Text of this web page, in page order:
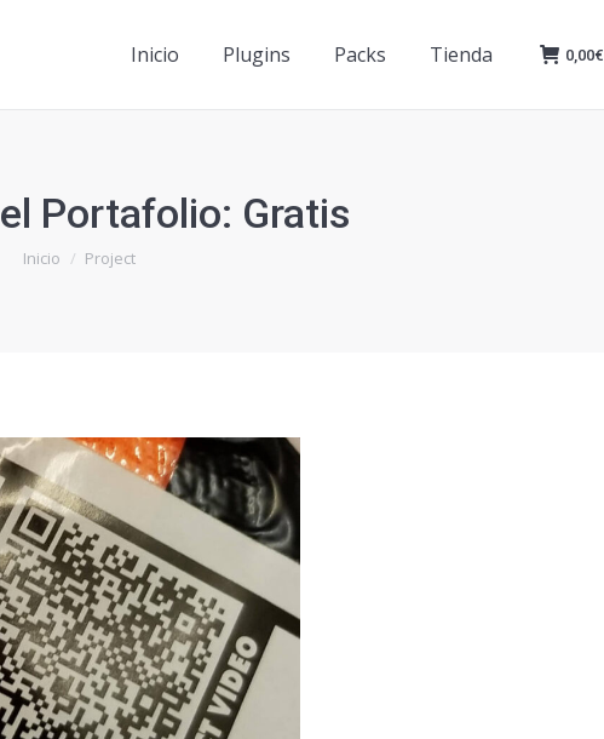
Inicio Plugins Packs Tienda 0,00€
Portafolio: Gratis
Estás aquí:
Inicio Project